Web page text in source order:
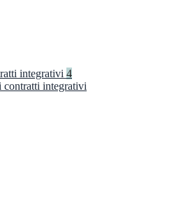
integrativi 4
contratti integrativi